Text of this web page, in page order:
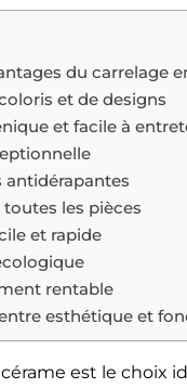
du carrelage
et de designs
et facile à
antidérapantes
les pièces
et rapide
rentable
entre esthétique et
cérame est le